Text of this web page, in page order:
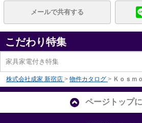
メールで共有する
こだわり特集
家具家電付き特集
株式会社成家 新宿店 > 物件カタログ > Ｋｏｓｍ
ページトップ